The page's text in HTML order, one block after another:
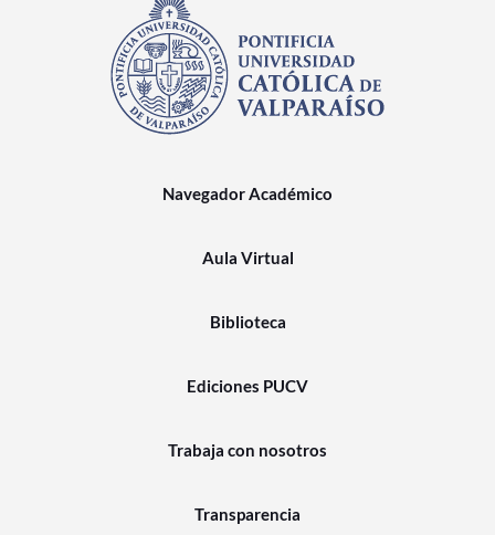
Navegador Académico
Aula Virtual
Biblioteca
Ediciones PUCV
Trabaja con nosotros
Transparencia